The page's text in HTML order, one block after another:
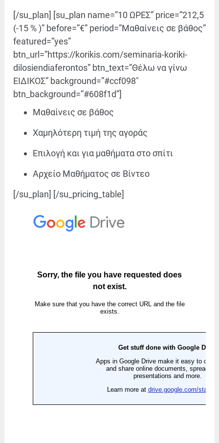
[/su_plan] [su_plan name=”10 ΩΡΕΣ” price=”212,5
(-15 % )” before=”€” period=”Μαθαίνεις σε βάθος”
featured=”yes”
btn_url=”https://korikis.com/seminaria-koriki-
dilosiendiaferontos” btn_text=”Θέλω να γίνω
ΕΙΔΙΚΟΣ” background=”#ccf098″
btn_background=”#608f1d”]
Μαθαίνεις σε βάθος
Χαμηλότερη τιμή της αγοράς
Επιλογή και για μαθήματα στο σπίτι
Αρχείο Μαθήματος σε Βίντεο
[/su_plan] [/su_pricing_table]